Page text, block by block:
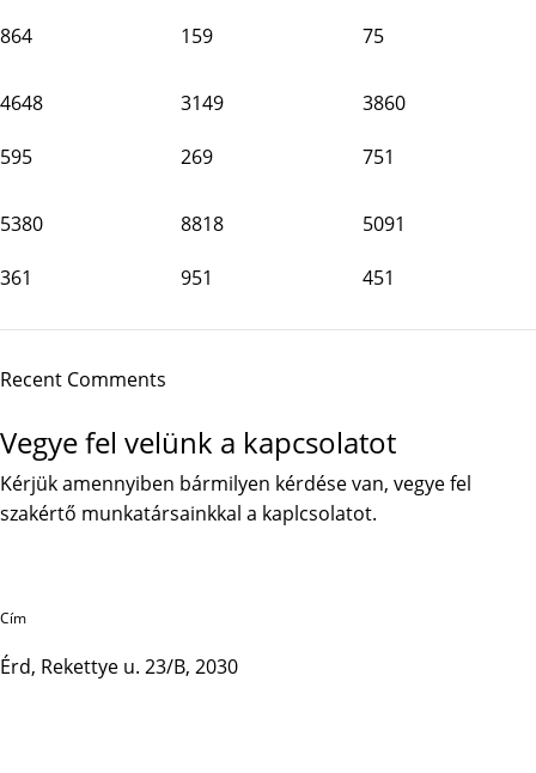
864 159 75
4648
595
3149
269
3860
751
5380
361
8818
951
5091
451
Recent Comments
Vegye fel velünk a kapcsolatot
Kérjük amennyiben bármilyen kérdése van, vegye fel
szakértő munkatársainkkal a kaplcsolatot.
Cím
Érd, Rekettye u. 23/B, 2030